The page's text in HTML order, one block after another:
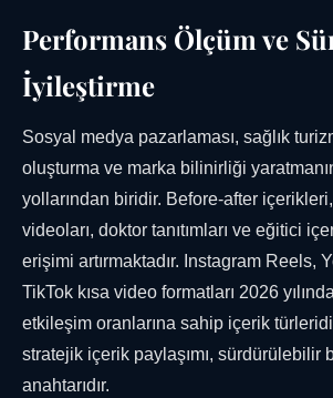
Performans Ölçüm ve
İyileştirme
Sosyal medya pazarlaması, sağlık
oluşturma ve marka bilinirliği
yollarından biridir. Before-after
videoları, doktor tanıtımları ve eğitici
erişimi artırmaktadır. Instagram Reels,
TikTok kısa video formatları 2026
etkileşim oranlarına sahip içerik
stratejik içerik paylaşımı, sürdürülebilir
anahtarıdır.